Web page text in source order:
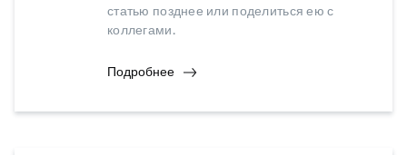
статью позднее или поделиться ею с
коллегами.
Подробнее